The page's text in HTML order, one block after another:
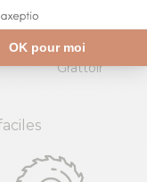
Grattoir